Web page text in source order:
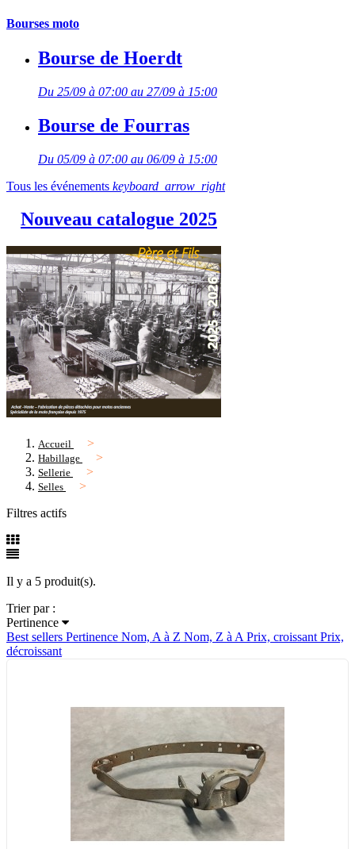
Bourses moto
Bourse de Hoerdt
Du 25/09 à 07:00 au 27/09 à 15:00
Bourse de Fourras
Du 05/09 à 07:00 au 06/09 à 15:00
Tous les événements keyboard_arrow_right
Nouveau catalogue 2025
Accueil
Habillage
Sellerie
Selles
Filtres actifs
Il y a 5 produit(s).
Trier par :
Pertinence
Best sellers Pertinence Nom, A à Z Nom, Z à A Prix, croissant Prix,
décroissant